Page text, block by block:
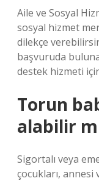
Aile ve Sosyal
sosyal hizmet
dilekçe
başvuruda
destek hizmeti
Torun
alabilir
Sigortalı veya
çocukları, annesi